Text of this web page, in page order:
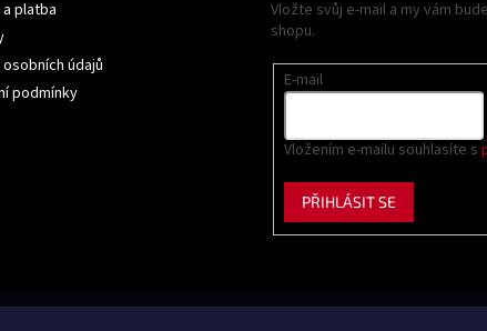
platba
údajů
podmínky
Vložte svůj e-mail a my vám
shopu.
E-mail
Vložením e-mailu souhlasíte s
PŘIHLÁSIT SE